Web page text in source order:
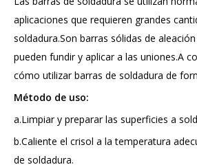
aplicaciones que requieren grandes
soldadura.Son barras sólidas de
pueden fundir y aplicar a las uniones.A
cómo utilizar barras de soldadura de
Método de uso:
a.Limpiar y preparar las superficies a
b.Caliente el crisol a la temperatura
de soldadura.